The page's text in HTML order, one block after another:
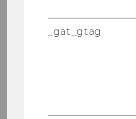
_gat_gtag